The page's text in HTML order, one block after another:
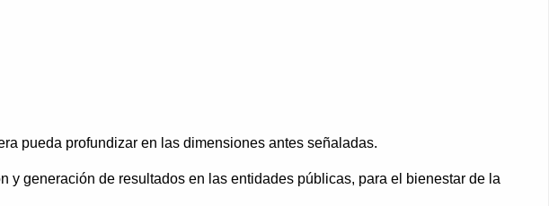
pueda profundizar en las dimensiones antes señaladas.
generación de resultados en las entidades públicas, para el bienestar de la